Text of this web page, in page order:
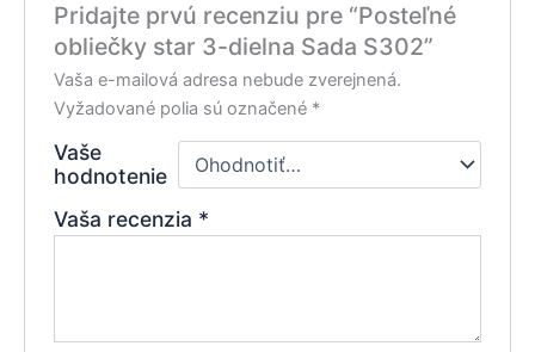
Pridajte prvú recenziu pre “Posteľné
obliečky star 3-dielna Sada S302”
Vaša e-mailová adresa nebude zverejnená.
Vyžadované polia sú označené *
Vaše
hodnotenie
Vaša recenzia *